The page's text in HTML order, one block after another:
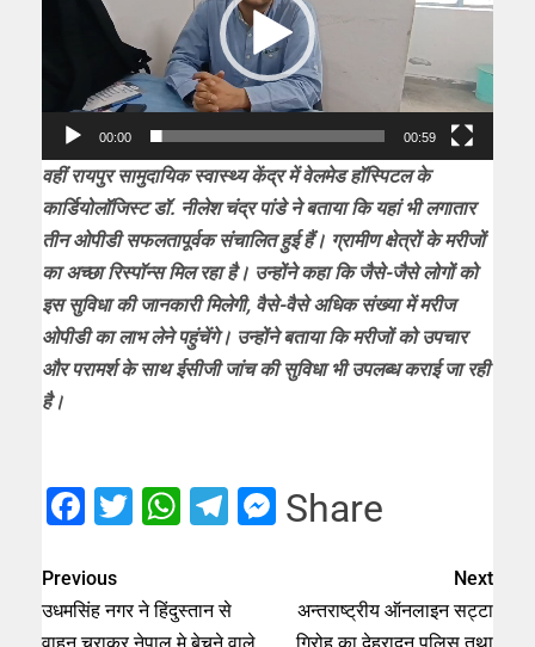
00:00 00:59
वहीं रायपुर सामुदायिक स्वास्थ्य केंद्र में वेलमेड हॉस्पिटल के
कार्डियोलॉजिस्ट डॉ. नीलेश चंद्र पांडे ने बताया कि यहां भी लगातार
तीन ओपीडी सफलतापूर्वक संचालित हुई हैं। ग्रामीण क्षेत्रों के मरीजों
का अच्छा रिस्पॉन्स मिल रहा है। उन्होंने कहा कि जैसे-जैसे लोगों को
इस सुविधा की जानकारी मिलेगी, वैसे-वैसे अधिक संख्या में मरीज
ओपीडी का लाभ लेने पहुंचेंगे। उन्होंने बताया कि मरीजों को उपचार
और परामर्श के साथ ईसीजी जांच की सुविधा भी उपलब्ध कराई जा रही
है।
Facebook
Twitter
WhatsApp
Telegram
Messenger
Share
Previous
उधमसिंह नगर ने हिंदुस्तान से
Next
अन्तराष्ट्रीय ऑनलाइन सट्टा